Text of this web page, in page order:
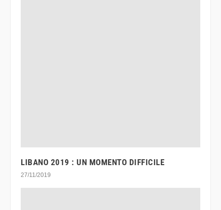
LIBANO 2019 : UN MOMENTO DIFFICILE
27/11/2019